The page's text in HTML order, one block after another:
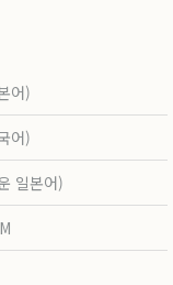
어)
어)
일본어)